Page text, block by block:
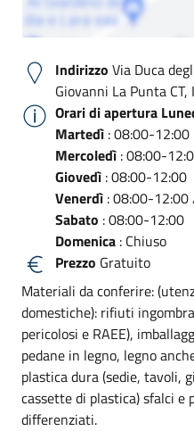
Indirizzo Via Duca
Giovanni La Punta
Orari di apertura
Martedì : 08:00-12:00
Mercoledì : 08:00-
Giovedì : 08:00-12:00
Venerdì : 08:00-
Sabato : 08:00-12:00
Domenica : Chiuso
Prezzo Gratuito
Materiali da conferire:
domestiche): rifiuti
pericolosi e RAEE),
pedane in legno, legno
plastica dura (sedie, tavoli,
cassette di plastica) sfalci
differenziati.